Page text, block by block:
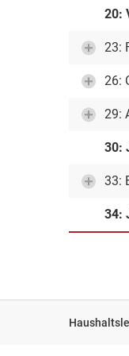
20:
23:
26:
29:
30:
33:
34: